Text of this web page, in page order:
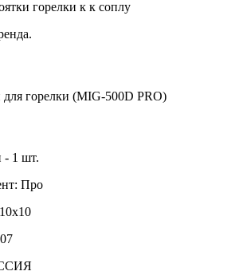
горелки к к соплу
для горелки (MIG-500D PRO)
- 1 шт.
Про